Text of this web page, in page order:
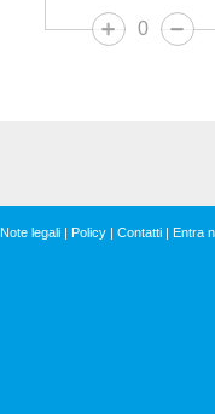
0
Note legali | Policy | Contatti | Entra